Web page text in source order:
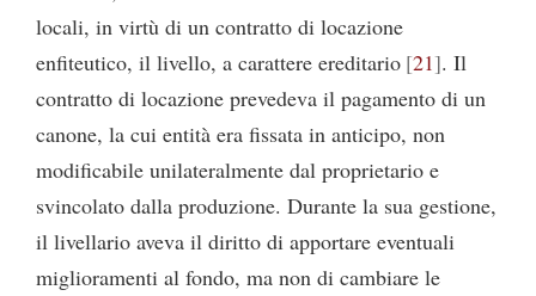
locali, in virtù di un contratto di locazione
enfiteutico, il livello, a carattere ereditario 21 . Il
contratto di locazione prevedeva il pagamento di un
canone, la cui entità era fissata in anticipo, non
modificabile unilateralmente dal proprietario e
svincolato dalla produzione. Durante la sua gestione,
il livellario aveva il diritto di apportare eventuali
miglioramenti al fondo, ma non di cambiare le